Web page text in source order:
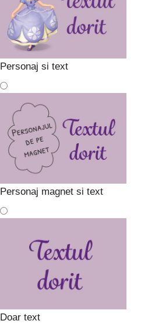
Personaj si text
Personaj magnet si text
Doar text